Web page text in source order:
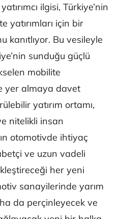
ilgisi, Türkiye’nin
yatırımları için bir
kanıtlıyor. Bu vesileyle
sunduğu güçlü
mobilite
yer almaya davet
yatırım ortamı,
nitelikli insan
otomotivde ihtiyaç
ve uzun vadeli
her yeni
sanayilerinde yarım
da perçinleyecek ve